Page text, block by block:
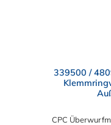
339500 /
CPC